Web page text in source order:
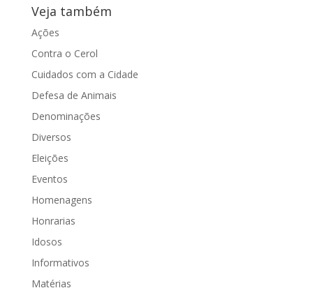
Veja também
Ações
Contra o Cerol
Cuidados com a Cidade
Defesa de Animais
Denominações
Diversos
Eleições
Eventos
Homenagens
Honrarias
Idosos
Informativos
Matérias